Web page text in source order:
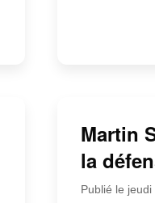
Martin
la
Publié le